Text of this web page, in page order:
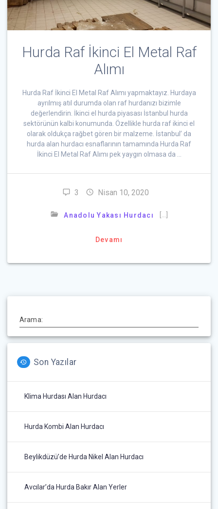
Hurda Raf İkinci El Metal Raf
Alımı
Hurda Raf İkinci El Metal Raf Alımı yapmaktayız. Hurdaya
ayrılmış atıl durumda olan raf hurdanızı bizimle
değerlendirin. İkinci el hurda piyasası İstanbul hurda
sektörünün kalbi konumunda. Özellikle hurda raf ikinci el
olarak oldukça rağbet gören bir malzeme. İstanbul’ da
hurda alan hurdacı esnaflarının tamamında Hurda Raf
İkinci El Metal Raf Alımı pek yaygın olmasa da …
3 Nisan 10, 2020
Anadolu Yakası Hurdacı
Devamı
Arama:
Son Yazılar
Klima Hurdası Alan Hurdacı
Hurda Kombi Alan Hurdacı
Beylikdüzü’de Hurda Nikel Alan Hurdacı
Avcılar’da Hurda Bakır Alan Yerler